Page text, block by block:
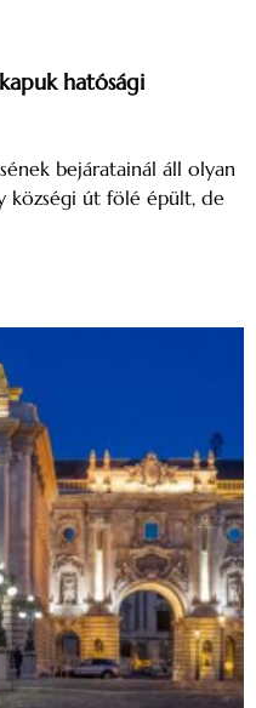
hatósági
bejáratainál áll olyan
községi út fölé épült, de